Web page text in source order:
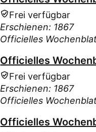
Frei verfügbar
Erschienen: 1867
Officielles
Officielles
Frei verfügbar
Erschienen: 1867
Officielles
Officielles